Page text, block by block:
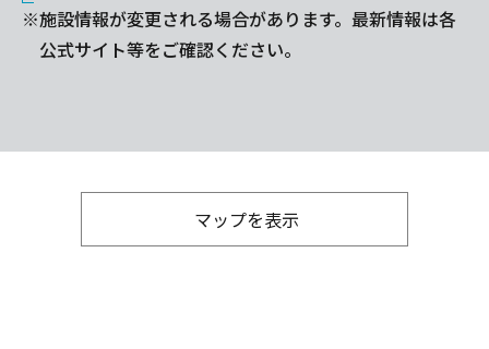
※施設情報が変更される場合があります。最新情報は各
公式サイト等をご確認ください。
マップを表示